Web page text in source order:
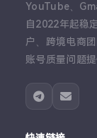
YouTube、
自2022年起稳
户、跨境电商
账号质量问题提